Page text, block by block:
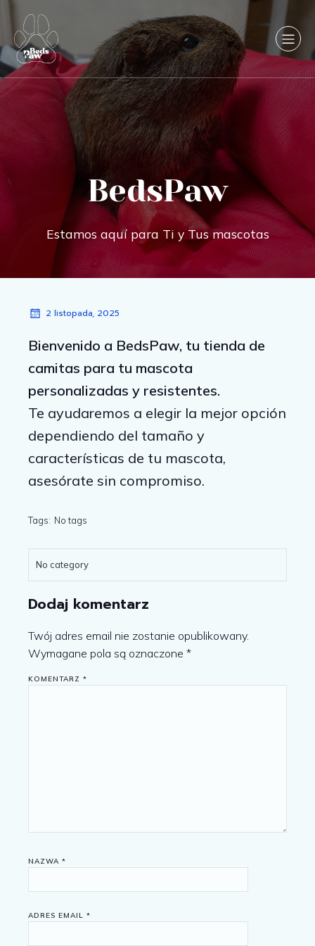
BedsPaw
Estamos aquí para Ti y Tus mascotas
2 listopada, 2025
Bienvenido a BedsPaw, tu tienda de
camitas para tu mascota
personalizadas y resistentes.
Te ayudaremos a elegir la mejor opción
dependiendo del tamaño y
características de tu mascota,
asesórate sin compromiso.
Tags: No tags
No category
Dodaj komentarz
Twój adres email nie zostanie opublikowany.
Wymagane pola są oznaczone *
KOMENTARZ *
NAZWA *
ADRES EMAIL *